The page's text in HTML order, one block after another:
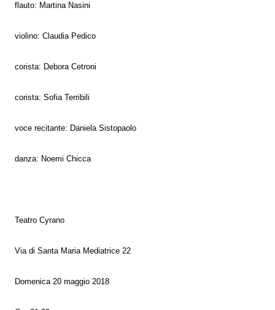
flauto: Martina Nasini
violino: Claudia Pedico
corista: Debora Cetroni
corista: Sofia Terribili
voce recitante: Daniela Sistopaolo
danza: Noemi Chicca
Teatro Cyrano
Via di Santa Maria Mediatrice 22
Domenica 20 maggio 2018